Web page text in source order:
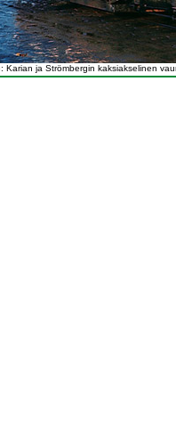
Karian ja Strömbergin kaksiakselinen